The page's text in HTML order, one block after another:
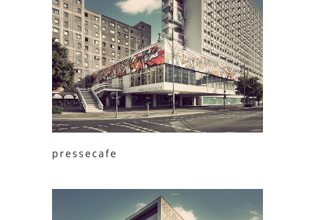
pressecafe